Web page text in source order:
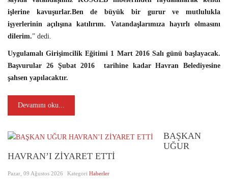
işlerine kavuşurlar.Ben de büyük bir gurur ve mutlulukla
işyerlerinin açılışına katılırım. Vatandaşlarımıza hayırlı olmasını
dilerim.” dedi.
Uygulamalı Girişimcilik Eğitimi 1 Mart 2016 Salı günü başlayacak.
Başvurular 26 Şubat 2016 tarihine kadar Havran Belediyesine
şahsen yapılacaktır.
Devamını oku...
BAŞKAN
UĞUR
HAVRAN’I ZİYARET ETTİ
Pazar, 09 Ağustos 2026 Kategori Haberler